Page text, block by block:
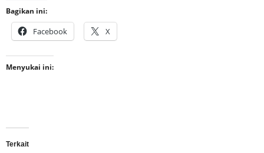
Bagikan ini:
Facebook X
Menyukai ini:
Terkait